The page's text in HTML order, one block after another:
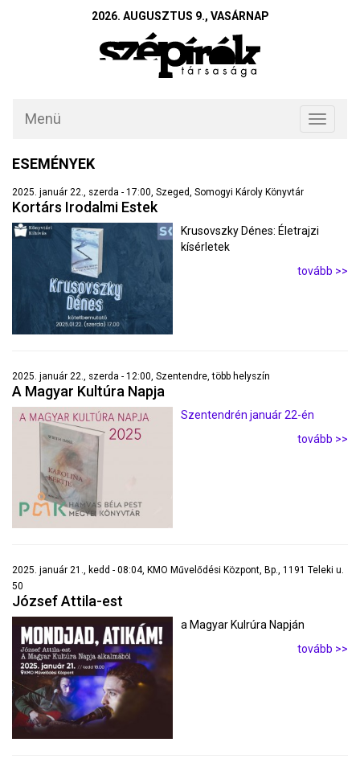
2026. AUGUSZTUS 9., VASÁRNAP
Toggle
Menü
ESEMÉNYEK
2025. január 22., szerda - 17:00, Szeged, Somogyi Károly Könyvtár
Kortárs Irodalmi Estek
Krusovszky Dénes: Életrajzi
kísérletek
tovább >>
2025. január 22., szerda - 12:00, Szentendre, több helyszín
A Magyar Kultúra Napja
Szentendrén január 22-én
tovább >>
2025. január 21., kedd - 08:04, KMO Művelődési Központ, Bp., 1191 Teleki u.
50
József Attila-est
a Magyar Kulrúra Napján
tovább >>